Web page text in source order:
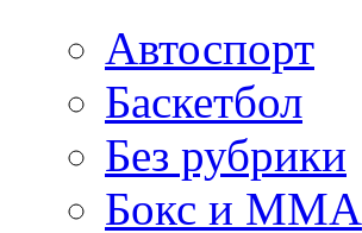
Автоспорт
Баскетбол
Без рубрики
Бокс и ММА